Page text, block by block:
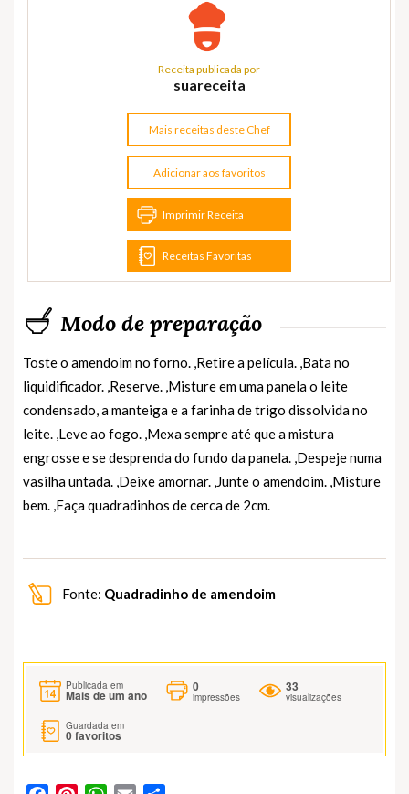
Receita publicada por
suareceita
Mais receitas deste Chef
Adicionar aos favoritos
Imprimir Receita
Receitas Favoritas
Modo de preparação
Toste o amendoim no forno. ,Retire a película. ,Bata no
liquidificador. ,Reserve. ,Misture em uma panela o leite
condensado, a manteiga e a farinha de trigo dissolvida no
leite. ,Leve ao fogo. ,Mexa sempre até que a mistura
engrosse e se desprenda do fundo da panela. ,Despeje numa
vasilha untada. ,Deixe amornar. ,Junte o amendoim. ,Misture
bem. ,Faça quadradinhos de cerca de 2cm.
Fonte: Quadradinho de amendoim
Publicada em
Mais de um ano
0
impressões
33
visualizações
Guardada em
0favoritos